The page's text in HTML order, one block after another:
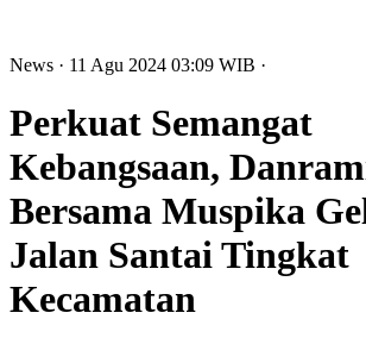
News · 11 Agu 2024 03:09 WIB ·
Perkuat Semangat
Kebangsaan,
Bersama Muspika
Jalan Santai Tingkat
Kecamatan